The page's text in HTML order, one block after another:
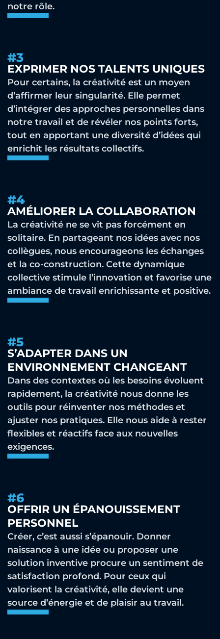
notre rôle.
#3
EXPRIMER NOS TALENTS UNIQUES
Pour certains, la créativité est un moyen
d’affirmer leur singularité. Elle permet
d’intégrer des approches personnelles dans
notre travail et de révéler nos points forts,
tout en apportant une diversité d’idées qui
enrichit les résultats collectifs.
#4
AMÉLIORER LA COLLABORATION
La créativité ne se vit pas forcément en
solitaire. En partageant nos idées avec nos
collègues, nous encourageons les échanges
et la co-construction. Cette dynamique
collective stimule l’innovation et favorise une
ambiance de travail enrichissante et positive.
#5
S’ADAPTER DANS UN
ENVIRONNEMENT CHANGEANT
Dans des contextes où les besoins évoluent
rapidement, la créativité nous donne les
outils pour réinventer nos méthodes et
ajuster nos pratiques. Elle nous aide à rester
flexibles et réactifs face aux nouvelles
exigences.
#6
OFFRIR UN ÉPANOUISSEMENT
PERSONNEL
Créer, c’est aussi s’épanouir. Donner
naissance à une idée ou proposer une
solution inventive procure un sentiment de
satisfaction profond. Pour ceux qui
valorisent la créativité, elle devient une
source d’énergie et de plaisir au travail.